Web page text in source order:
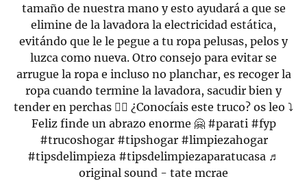
tamaño de nuestra mano y esto ayudará a que se
elimine de la lavadora la electricidad estática,
evitándo que le le pegue a tu ropa pelusas, pelos y
luzca como nueva. Otro consejo para evitar se
arrugue la ropa e incluso no planchar, es recoger la
ropa cuando termine la lavadora, sacudir bien y
tender en perchas 👌🏻 ¿Conocíais este truco? os leo ⤵️
Feliz finde un abrazo enorme 🤗 #parati #fyp
#trucoshogar #tipshogar #limpiezahogar
#tipsdelimpieza #tipsdelimpiezaparatucasa ♬
original sound - tate mcrae